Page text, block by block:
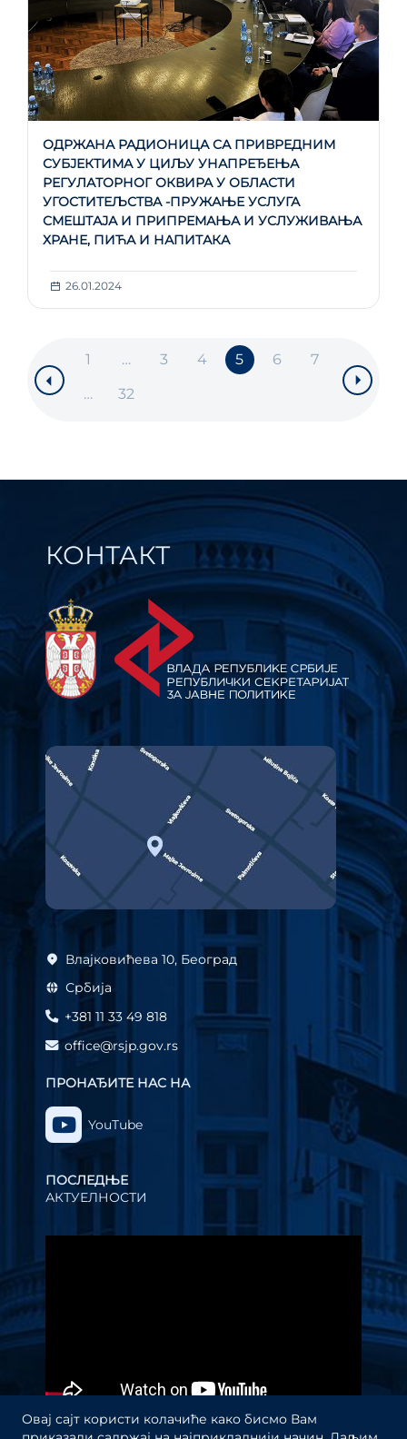
ОДРЖАНА РАДИОНИЦА СА ПРИВРЕДНИМ
СУБЈЕКТИМА У ЦИЉУ УНАПРЕЂЕЊА
РЕГУЛАТОРНОГ ОКВИРА У ОБЛАСТИ
УГОСТИТЕЉСТВА -ПРУЖАЊЕ УСЛУГА
СМЕШТАЈА И ПРИПРЕМАЊА И УСЛУЖИВАЊА
ХРАНЕ, ПИЋА И НАПИТАКА
26.01.2024
1 … 3 4 5 6
7
…
32
КОНТАКТ
Влајковићева 10, Београд
Србија
+381 11 33 49 818
office@rsjp.gov.rs
ПРОНАЂИТЕ НАС НА
YouTube
ПОСЛЕДЊЕ
АКТУЕЛНОСТИ
видео
Овај сајт користи колачиће како бисмо Вам